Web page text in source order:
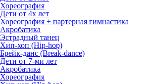
Хореография
Дети от 4х лет
Хореография + партерная гимнастика
Акробатика
Эстрадный танец
Хип-хоп (Hip-hop)
Брейк-данс (Break-dance)
Дети от 7-ми лет
Акробатика
Хореография